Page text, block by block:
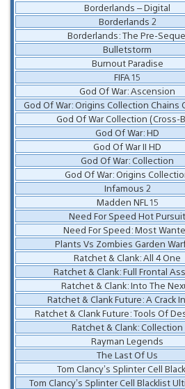
Borderlands – Digital
Borderlands 2
Borderlands: The Pre-
Bulletstorm
Burnout Paradise
FIFA 15
God Of War: Ascension
God Of War: Origins Collection Chains
God Of War Collection (Cross-
God Of War: HD
God Of War II HD
God Of War: Collection
God Of War: Origins
Infamous 2
Madden NFL 15
Need For Speed Hot Pursuit
Need For Speed: Most
Plants Vs Zombies Garden
Ratchet & Clank: All 4 One
Ratchet & Clank: Full Frontal
Ratchet & Clank: Into The
Ratchet & Clank Future: A Crack
Ratchet & Clank Future: Tools Of
Ratchet & Clank: Collection
Rayman Legends
The Last Of Us
Tom Clancy’s Splinter Cell
Tom Clancy’s Splinter Cell Blacklist